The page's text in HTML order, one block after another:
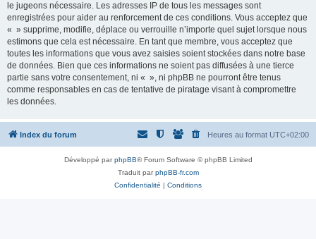
le jugeons nécessaire. Les adresses IP de tous les messages sont
enregistrées pour aider au renforcement de ces conditions. Vous acceptez que
« » supprime, modifie, déplace ou verrouille n’importe quel sujet lorsque nous
estimons que cela est nécessaire. En tant que membre, vous acceptez que
toutes les informations que vous avez saisies soient stockées dans notre base
de données. Bien que ces informations ne soient pas diffusées à une tierce
partie sans votre consentement, ni « », ni phpBB ne pourront être tenus
comme responsables en cas de tentative de piratage visant à compromettre
les données.
Index du forum Heures au format UTC+02:00
Développé parphpBB® Forum Software © phpBB Limited
Traduit parphpBB-fr.com
Confidentialité | Conditions